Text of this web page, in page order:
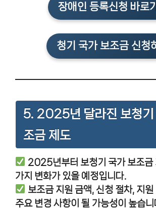
장애인 등록신청 바로
청기 국가 보조금 신청
5. 2025년 달라진 보청기
조금 제도
2025년부터 보청기 국가 보조금
가지 변화가 있을 예정입니다.
보조금 지원 금액, 신청 절차, 지원
주요 변경 사항이 될 가능성이 높습니